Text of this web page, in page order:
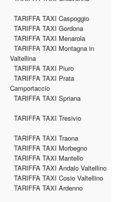
TARIFFA TAXI Caspoggio
TARIFFA TAXI Gordona
TARIFFA TAXI Menarola
TARIFFA TAXI Montagna in
Valtellina
TARIFFA TAXI Piuro
TARIFFA TAXI Prata
Camportaccio
TARIFFA TAXI Spriana
TARIFFA TAXI Tresivio
TARIFFA TAXI Traona
TARIFFA TAXI Morbegno
TARIFFA TAXI Mantello
TARIFFA TAXI Andalo Valtellino
TARIFFA TAXI Cosio Valtellino
TARIFFA TAXI Ardenno